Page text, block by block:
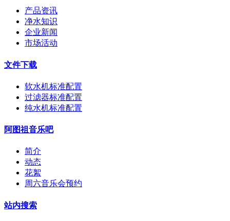
产品资讯
净水知识
企业新闻
市场活动
文件下载
软水机标准配置
过滤器标准配置
纯水机标准配置
阿图祖音乐吧
简介
动态
花絮
周六音乐会预约
站内搜索